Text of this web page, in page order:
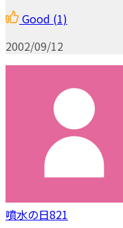
Good (1)
2002/09/12
噴水の日821